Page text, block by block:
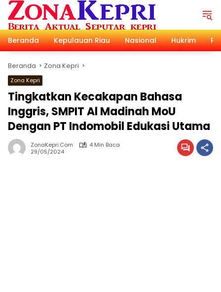
Langsung
konten
Beranda
Kepulauan Riau Nasional Hukrim
Beranda Zona Kepri
Zona Kepri
Tingkatkan Kecakapan Bahasa
Inggris, SMPIT Al Madinah MoU
Dengan PT Indomobil Edukasi Utama
ZonaKepri.com
4 Min Baca
29/05/2024